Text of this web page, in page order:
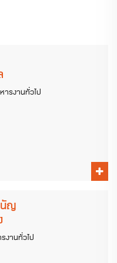
ารงานทั่วไป
ญ
งานทั่วไป